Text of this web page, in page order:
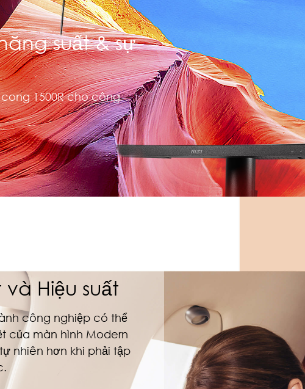
suất & sự
1500R cho công
Hiệu suất
công nghiệp có thể
của màn hình Modern
nhiên hơn khi phải tập